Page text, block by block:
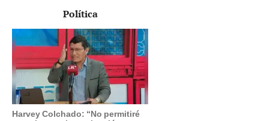
Política
Harvey Colchado: “No permitiré